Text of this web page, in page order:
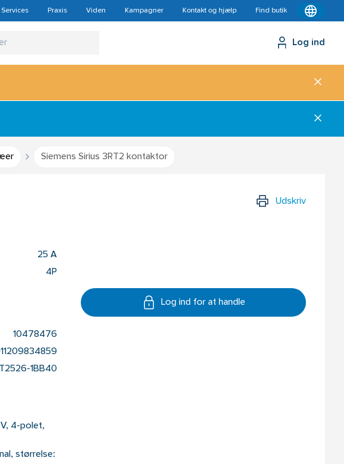
Services Praxis Viden Kampagner Kontakt og hjælp Find butik
Log ind
Siemens Sirius 3RT2 kontaktor
Udskriv
25 A
4P
10478476
1BB40
4-polet,
størrelse:
Log ind for at handle